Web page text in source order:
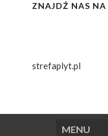
ZNAJDŹ NAS NA
strefaplyt.pl
MENU